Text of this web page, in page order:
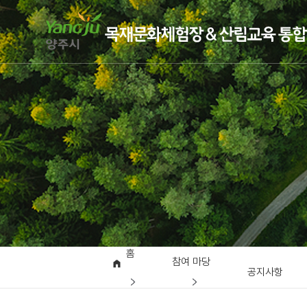
홈
참여 마당
공지사항